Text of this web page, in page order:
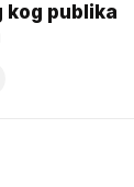
kog publika